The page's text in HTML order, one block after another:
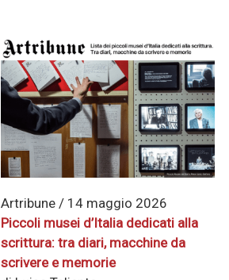
Artribune / 14 maggio 2026
Piccoli musei d’Italia dedicati alla
scrittura: tra diari, macchine da
scrivere e memorie